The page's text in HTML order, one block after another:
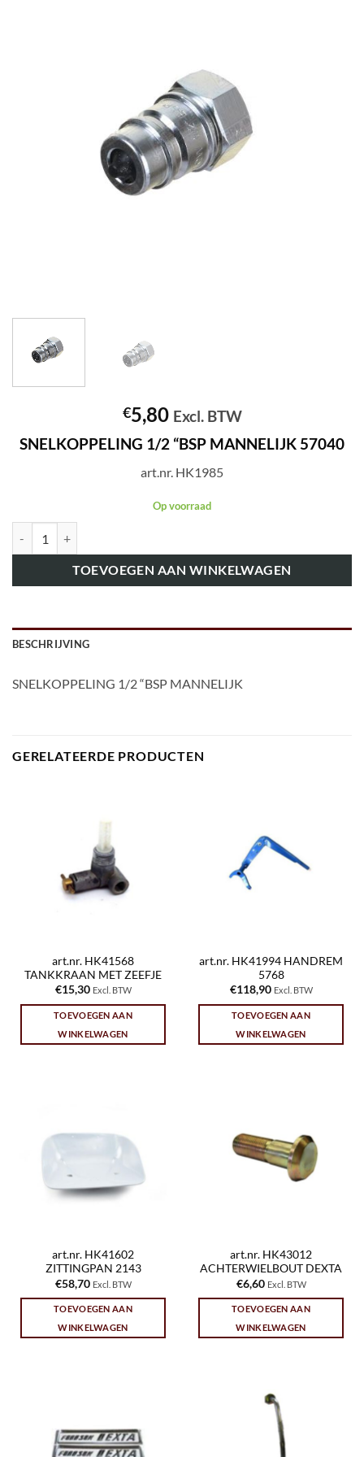
€5,80 Excl. BTW
SNELKOPPELING 1/2 “BSP MANNELIJK 57040
art.nr. HK1985
Op voorraad
TOEVOEGEN AAN WINKELWAGEN
BESCHRIJVING
SNELKOPPELING 1/2 “BSP MANNELIJK
GERELATEERDE PRODUCTEN
art.nr. HK41568
TANKKRAAN MET ZEEFJE
€15,30 Excl. BTW
TOEVOEGEN AAN
WINKELWAGEN
art.nr. HK41994 HANDREM
5768
€118,90 Excl. BTW
TOEVOEGEN AAN
WINKELWAGEN
art.nr. HK41602
ZITTINGPAN 2143
€58,70 Excl. BTW
TOEVOEGEN AAN
WINKELWAGEN
art.nr. HK43012
ACHTERWIELBOUT DEXTA
€6,60 Excl. BTW
TOEVOEGEN AAN
WINKELWAGEN